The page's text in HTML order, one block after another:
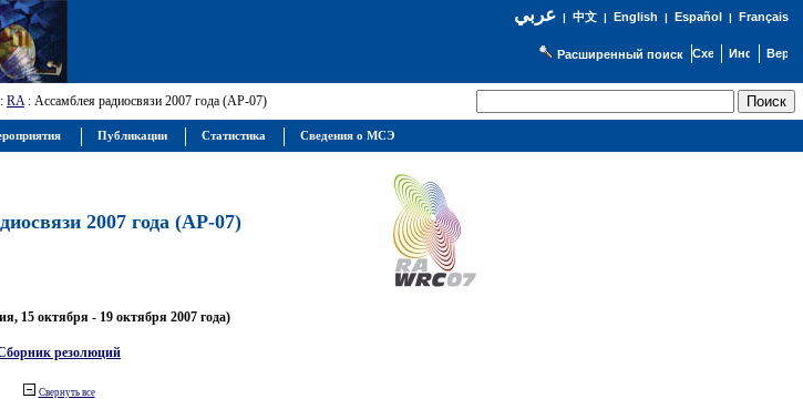
عربي| 中文| English | Español | Français
Расширенный поиск
: RA: Ассамблея радиосвязи 2007 года (АР-07)
2007 года (АР-07)
15 октября - 19 октября 2007 года)
резолюций
Свернуть все
Публикации Статистика Сведения о МСЭ